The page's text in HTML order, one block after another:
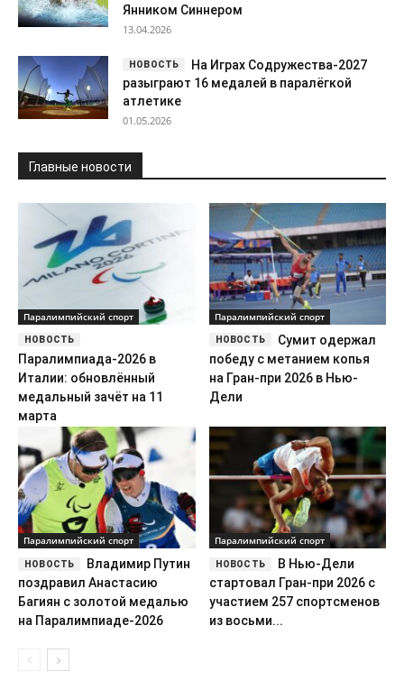
Янником Синнером
13.04.2026
На Играх Содружества-2027
разыграют 16 медалей в паралёгкой
атлетике
01.05.2026
Главные новости
Паралимпийский спорт
Паралимпиада-2026 в
Италии: обновлённый
медальный зачёт на 11
марта
Паралимпийский спорт
Сумит одержал
победу с метанием копья
на Гран-при 2026 в Нью-
Дели
Паралимпийский спорт
Владимир Путин
поздравил Анастасию
Багиян с золотой медалью
на Паралимпиаде-2026
Паралимпийский спорт
В Нью-Дели
стартовал Гран-при 2026 с
участием 257 спортсменов
из восьми...